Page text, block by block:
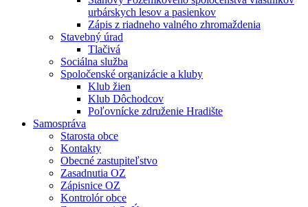
urbárskych lesov a pasienkov
Zápis z riadneho valného zhromaždenia
Stavebný úrad
Tlačivá
Sociálna služba
Spoločenské organizácie a kluby
Klub žien
Klub Dôchodcov
Poľovnícke združenie Hradište
Samospráva
Starosta obce
Kontakty
Obecné zastupiteľstvo
Zasadnutia OZ
Zápisnice OZ
Kontrolór obce